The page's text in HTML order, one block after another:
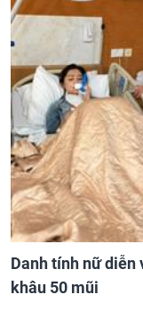
Danh tính nữ diễn
khâu 50 mũi